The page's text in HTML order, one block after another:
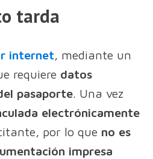
tarda
internet, mediante un
requiere datos
pasaporte. Una vez
electrónicamente
por lo que no es
impresa